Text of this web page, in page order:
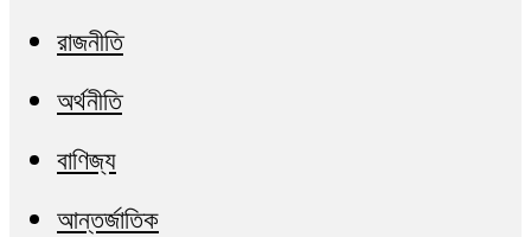
রাজনীতি
অর্থনীতি
বাণিজ্য
আন্তর্জাতিক